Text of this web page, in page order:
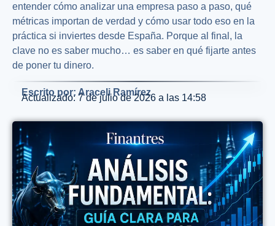
entender cómo analizar una empresa paso a paso, qué
métricas importan de verdad y cómo usar todo eso en la
práctica si inviertes desde España. Porque al final, la
clave no es saber mucho… es saber en qué fijarte antes
de poner tu dinero.
Escrito por: Araceli Ramírez
Actualizado: 7 de julio de 2026 a las 14:58